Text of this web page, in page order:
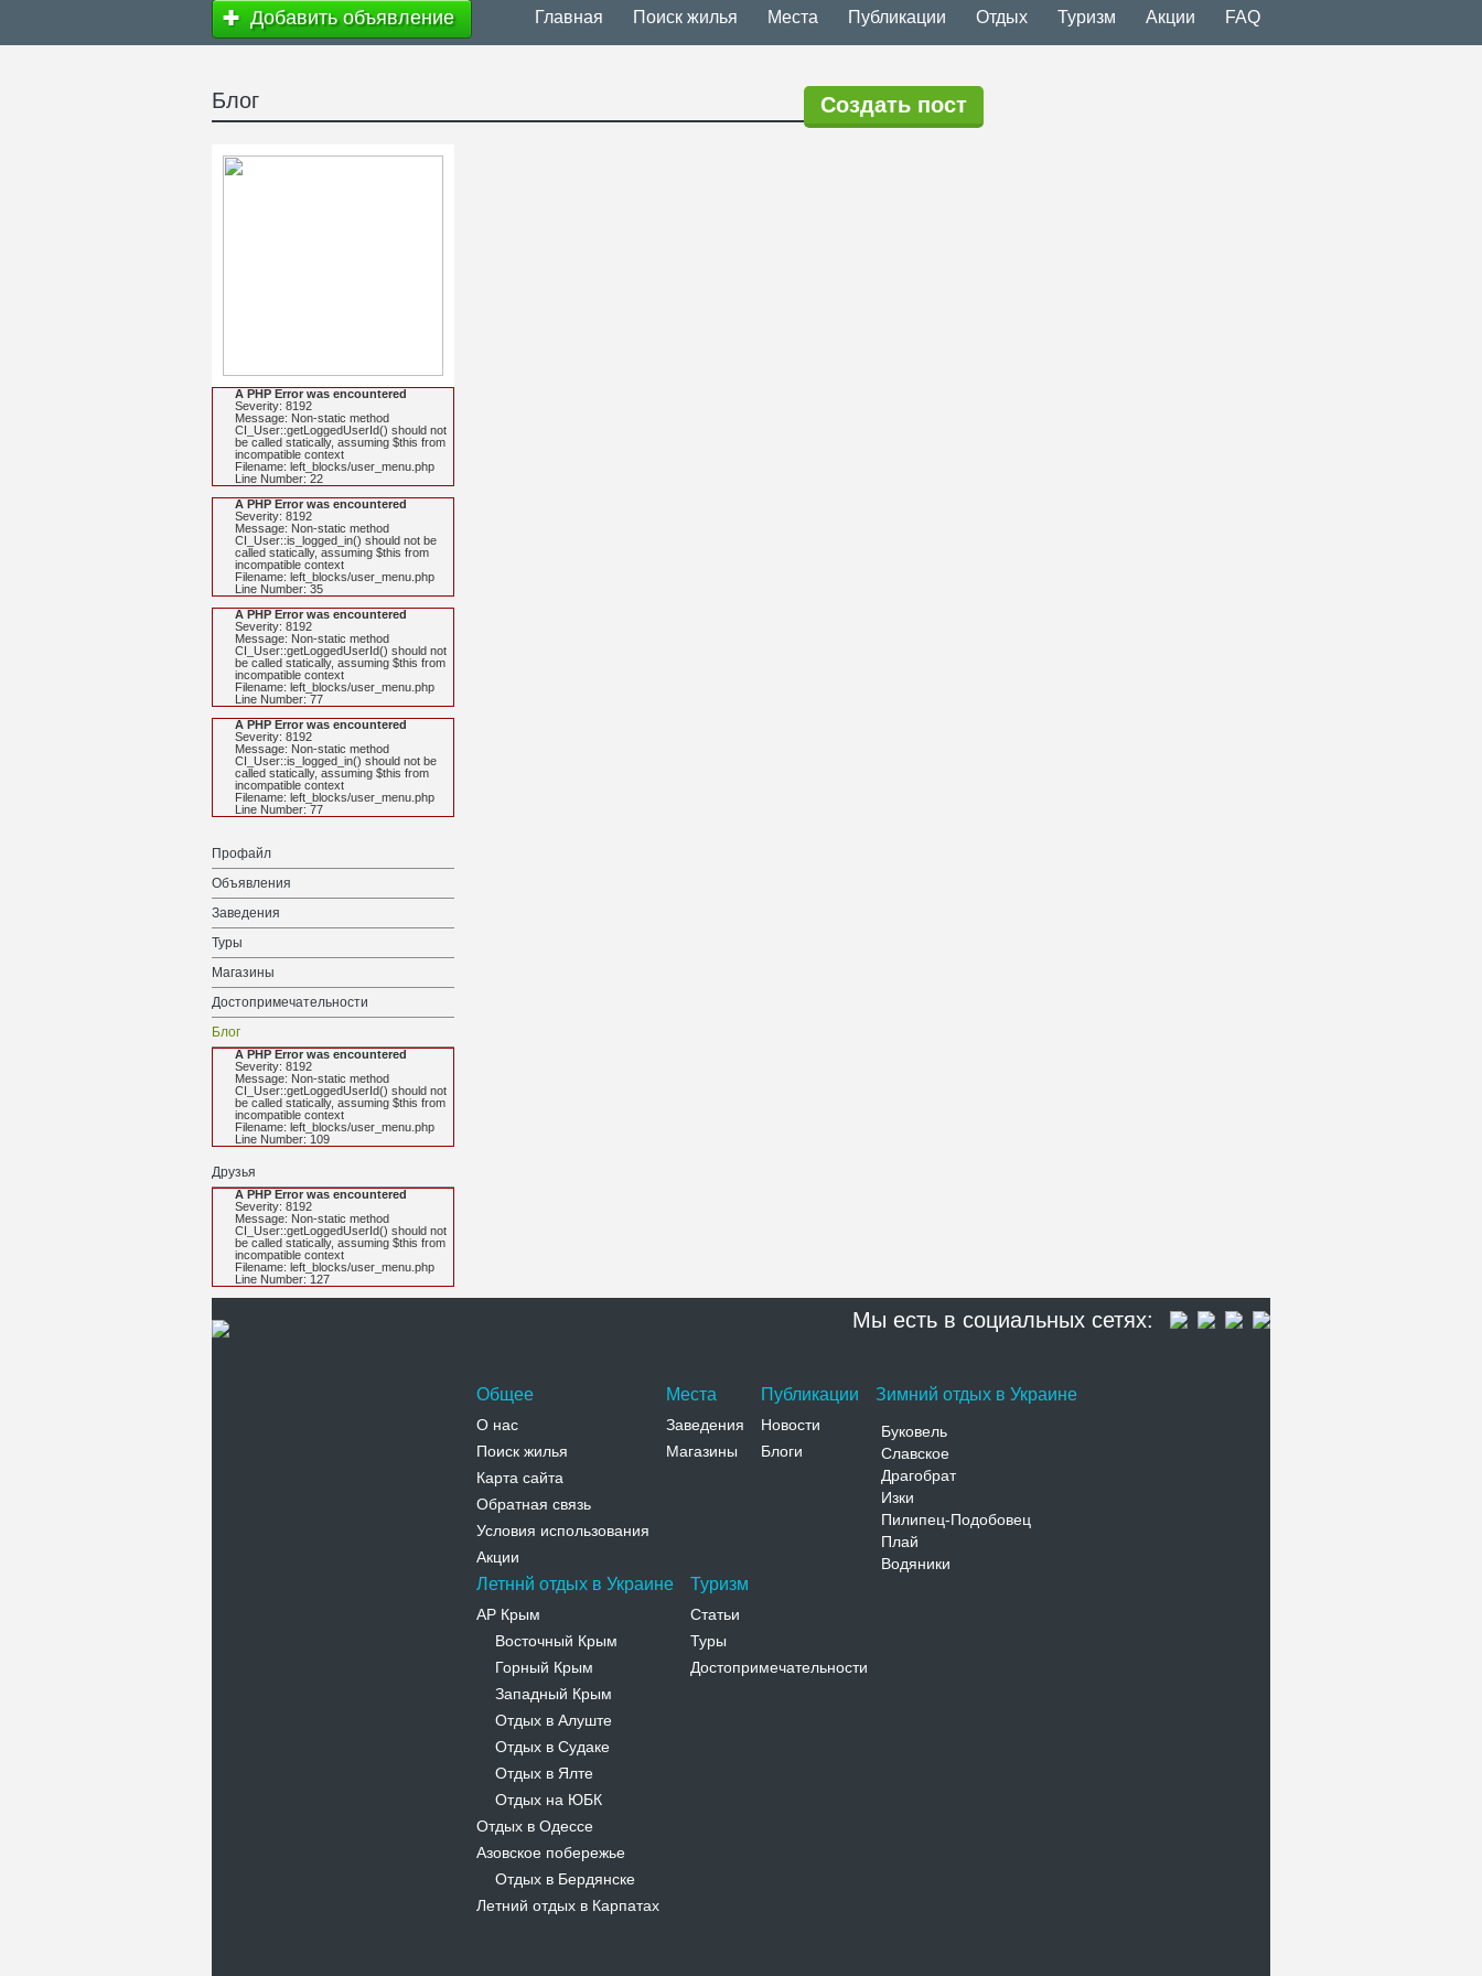
Добавить объявление Главная Поиск жилья Места Публикации Отдых Туризм Акции FAQ
Блог Создать пост
A PHP Error was encountered
Severity: 8192
Message: Non-static method
CI_User::getLoggedUserId() should not
be called statically, assuming $this from
incompatible context
Filename: left_blocks/user_menu.php
Line Number: 22
A PHP Error was encountered
Severity: 8192
Message: Non-static method
CI_User::is_logged_in() should not be
called statically, assuming $this from
incompatible context
Filename: left_blocks/user_menu.php
Line Number: 35
A PHP Error was encountered
Severity: 8192
Message: Non-static method
CI_User::getLoggedUserId() should not
be called statically, assuming $this from
incompatible context
Filename: left_blocks/user_menu.php
Line Number: 77
A PHP Error was encountered
Severity: 8192
Message: Non-static method
CI_User::is_logged_in() should not be
called statically, assuming $this from
incompatible context
Filename: left_blocks/user_menu.php
Line Number: 77
Профайл
Объявления
Заведения
Туры
Магазины
Достопримечательности
Блог
A PHP Error was encountered
Severity: 8192
Message: Non-static method
CI_User::getLoggedUserId() should not
be called statically, assuming $this from
incompatible context
Filename: left_blocks/user_menu.php
Line Number: 109
Друзья
A PHP Error was encountered
Severity: 8192
Message: Non-static method
CI_User::getLoggedUserId() should not
be called statically, assuming $this from
incompatible context
Filename: left_blocks/user_menu.php
Line Number: 127
Мы есть в социальных сетях:
Общее
О нас
Поиск жилья
Карта сайта
Обратная связь
Условия использования
Акции
Места
Заведения
Магазины
Публикации
Новости
Блоги
Зимний отдых в Украине
Буковель
Славское
Драгобрат
Изки
Пилипец-Подобовец
Плай
Водяники
Летннй отдых в Украине
АР Крым
Восточный Крым
Горный Крым
Западный Крым
Отдых в Алуште
Отдых в Судаке
Отдых в Ялте
Отдых на ЮБК
Отдых в Одессе
Азовское побережье
Отдых в Бердянске
Летний отдых в Карпатах
Туризм
Статьи
Туры
Достопримечательности